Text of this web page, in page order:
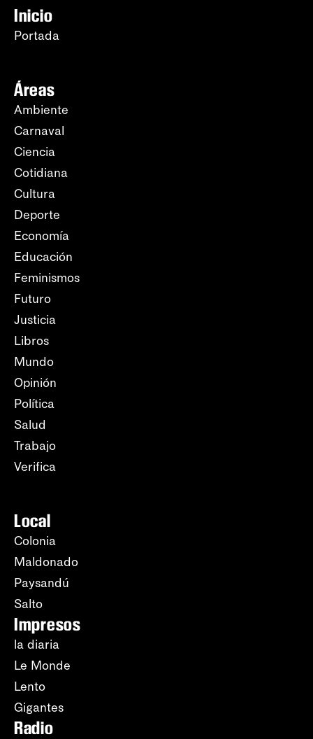
Inicio
Portada
Áreas
Ambiente
Carnaval
Ciencia
Cotidiana
Cultura
Deporte
Economía
Educación
Feminismos
Futuro
Justicia
Libros
Mundo
Opinión
Política
Salud
Trabajo
Verifica
Local
Colonia
Maldonado
Paysandú
Salto
Impresos
la diaria
Le Monde
Lento
Gigantes
Radio